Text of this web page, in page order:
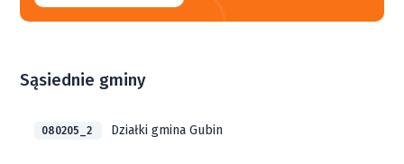
Sąsiednie gminy
080205_2 Działki gmina Gubin